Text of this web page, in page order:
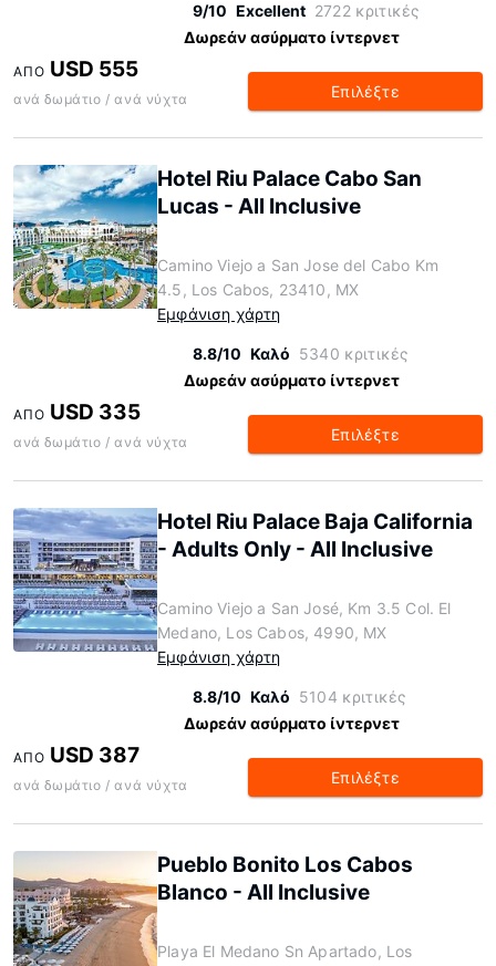
9/10 Excellent 2722 κριτικές
Δωρεάν ασύρματο ίντερνετ
ΑΠΌ USD 555
ανά δωμάτιο / ανά νύχτα Επιλέξτε
Hotel Riu Palace Cabo San
Lucas - All Inclusive
Camino Viejo a San Jose del Cabo Km
4.5, Los Cabos, 23410, MX
Εμφάνιση χάρτη
8.8/10 Καλό 5340 κριτικές
Δωρεάν ασύρματο ίντερνετ
ΑΠΌ USD 335
ανά δωμάτιο / ανά νύχτα Επιλέξτε
Hotel Riu Palace Baja California
- Adults Only - All Inclusive
Camino Viejo a San José, Km 3.5 Col. El
Medano, Los Cabos, 4990, MX
Εμφάνιση χάρτη
8.8/10 Καλό 5104 κριτικές
Δωρεάν ασύρματο ίντερνετ
ΑΠΌ USD 387
ανά δωμάτιο / ανά νύχτα Επιλέξτε
Pueblo Bonito Los Cabos
Blanco - All Inclusive
Playa El Medano Sn Apartado, Los